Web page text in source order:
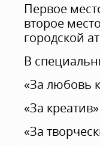
Первое
второе
городской
В
«За любовь
«За
«За